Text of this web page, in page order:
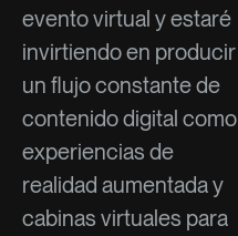
evento virtual y estaré
invirtiendo en producir
un flujo constante de
contenido digital como
experiencias de
realidad aumentada y
cabinas virtuales para